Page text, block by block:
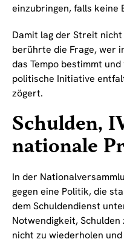
einzubringen, falls keine
Damit lag der Streit
berührte die Frage, wer
das Tempo bestimmt
politische Initiative
zögert.
Schulden,
nationale
In der
gegen eine Politik, die
dem Schuldendienst
Notwendigkeit,
nicht zu wiederholen